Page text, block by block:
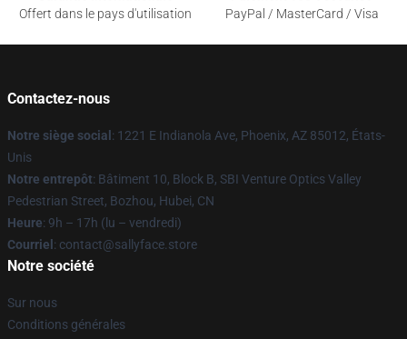
Offert dans le pays d'utilisation
PayPal / MasterCard / Visa
Contactez-nous
Notre siège social : 1221 E Indianola Ave, Phoenix, AZ 85012, États-
Unis
Notre entrepôt: Bâtiment 10, Block B, SBI Venture Optics Valley
Pedestrian Street, Bozhou, Hubei, CN
Heure: 9h – 17h (lu – vendredi)
Courriel : contact@sallyface.store
Notre société
Sur nous
Conditions générales